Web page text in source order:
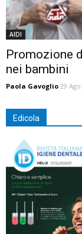
AIDI
Promozione
nei bambini
Paola Gavoglio 29
Edicola